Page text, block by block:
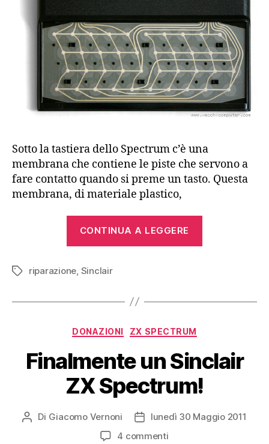
Sotto la tastiera dello Spectrum c’è una
membrana che contiene le piste che servono a
fare contatto quando si preme un tasto. Questa
membrana, di materiale plastico,
CONTINUA A LEGGERE
ZX
Tag riparazione Sinclair
Categorie
DONAZIONI ZX SPECTRUM
Finalmente un Sinclair
ZX Spectrum!
Autore
Di Giacomo Vernoni
Data
dell'articolo
lunedì 30 Maggio 2011
4 commentisu